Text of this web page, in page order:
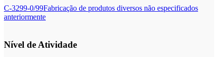
C-3299-0/99Fabricação de produtos diversos não especificados
anteriormente
Nível de Atividade